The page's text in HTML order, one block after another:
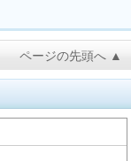
ページの先頭へ ▲